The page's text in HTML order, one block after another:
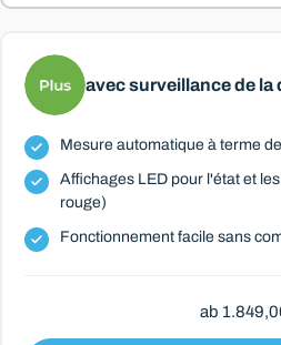
avec surveillance de la
Mesure automatique à terme
Affichages LED pour l'état et
rouge)
Fonctionnement facile sans
ab